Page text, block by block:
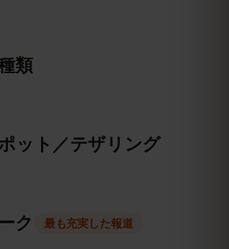
類
ット／テザリング
ク 最も充実した報道